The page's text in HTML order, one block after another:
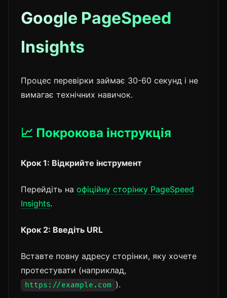
Google PageSpeed
Insights
Процес перевірки займає 30-60 секунд і не
вимагає технічних навичок.
📈 Покрокова інструкція
Крок 1: Відкрийте інструмент
Перейдіть на офіційну сторінку PageSpeed
Insights.
Крок 2: Введіть URL
Вставте повну адресу сторінки, яку хочете
протестувати (наприклад,
https://example.com ).